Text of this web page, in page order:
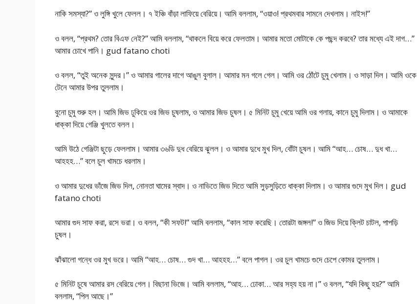
নাকি সমস্যা?” ও লুঙ্গি খুলে ফেলল। ৭ ইঞ্চি বাঁড়া লাফিয়ে বেরিয়ে। আমি বললাম, “ওয়াও! প্রথমবার সামনে দেখলাম। নাইস!”
ও বলল, “প্রথম? তোর বিএফ নেই?” আমি বললাম, “থাকলে বিয়ে করে ফেলতাম। আমার মতো মোটাকে কে পছন্দ করবে? তার মধ্যে এই দাগ…”
আমার চোখে পানি। gud fatano choti
ও বলল, “তুই অনেক সুন্দর।” ও আমার গালের দাগে আঙুল বুলাল। আমার মন গলে গেল। আমি ওর ঠোঁটে চুমু খেলাম। ও সাড়া দিল। আমি ওকে
টেনে আমার উপর তুললাম।
বুনো চুমু শুরু হল। আমি জিভ ঢুকিয়ে ওর জিভ চুষলাম, ও আমার জিভ চুষল। ৫ মিনিট চুমু খেয়ে আমি ওর গলায়, কানে চুমু দিলাম। ও আমাকে
ধাক্কা দিয়ে গেঞ্জি খুলতে বলল।
আমি উঠে গেঞ্জিটা ছুড়ে ফেললাম। আমার ৩৬ডি দুধ বেরিয়ে ঝুলল। ও আমার দুধে মুখ দিল, বোঁটা চুষল। আমি “আহ… চোষ… দুধ খা…
আহহহ…” বলে চুল খামচে ধরলাম।
ও আমার দুধের ভাঁজে জিভ দিল, নোনতা ঘামের স্বাদ। ও নাভিতে জিভ দিতে আমি সুড়সুড়িতে ধাক্কা দিলাম। ও আমার গুদে মুখ দিল। gud
fatano choti
আমার গুদ সাফ করা, রসে ভরা। ও বলল, “কী সফট!” আমি বললাম, “কাল সাফ করেছি। তোরটা জঙ্গল!” ও জিভ দিয়ে ক্লিট চাটল, পাপড়ি
চুষল।
ঝাঁঝালো গন্ধে ওর মুখ ভরে। আমি “আহ… চোষ… গুদ খা… আহহহ…” বলে পাগল। ওর চুল খামচে গুদে চেপে কোমর তুললাম।
৫ মিনিট চুষে আমার রস বেরিয়ে গেল। বিছানা ভিজে। আমি বললাম, “আহ… ঢোকা… আর সহ্য হয় না।” ও বলল, “যদি কিছু হয়?” আমি
বললাম, “পিল আছে।”